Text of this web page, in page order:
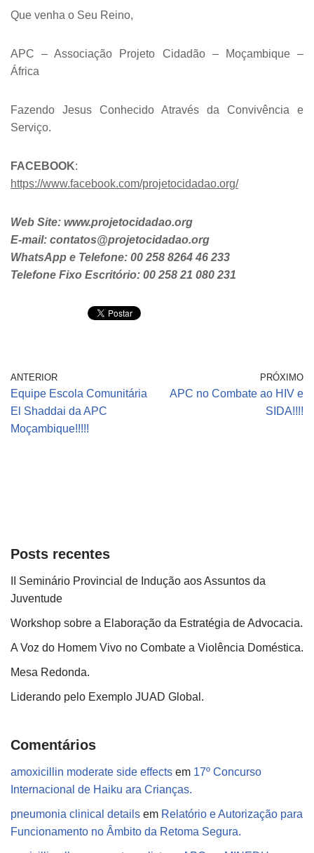
Que venha o Seu Reino,
APC – Associação Projeto Cidadão – Moçambique –
África
Fazendo Jesus Conhecido Através da Convivência e
Serviço.
FACEBOOK:
https://www.facebook.com/projetocidadao.org/
Web Site: www.projetocidadao.org
E-mail: contatos@projetocidadao.org
WhatsApp e Telefone: 00 258 8264 46 233
Telefone Fixo Escritório: 00 258 21 080 231
ANTERIOR
Equipe Escola Comunitária
El Shaddai da APC
Moçambique!!!!!
PRÓXIMO
APC no Combate ao HIV e
SIDA!!!!
Posts recentes
II Seminário Provincial de Indução aos Assuntos da
Juventude
Workshop sobre a Elaboração da Estratégia de Advocacia.
A Voz do Homem Vivo no Combate a Violência Doméstica.
Mesa Redonda.
Liderando pelo Exemplo JUAD Global.
Comentários
amoxicillin moderate side effects em 17º Concurso
Internacional de Haiku ara Crianças.
pneumonia clinical details em Relatório e Autorização para
Funcionamento no Âmbito da Retoma Segura.